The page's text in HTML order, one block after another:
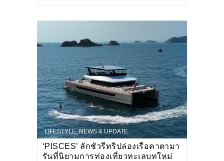
LIFESTYLE,NEWS & UPDATE
‘PISCES’ ลักชัวรีทริปล่องเรือคาตามา
รันที่นิยามการท่องเที่ยวทะเลบทใหม่